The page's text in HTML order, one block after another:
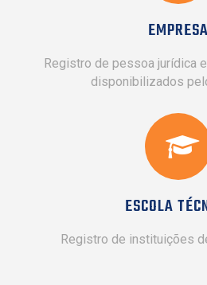
EMPRESA
Registro de pessoa jurídica
disponibilizados
ESCOLA
Registro de instituições